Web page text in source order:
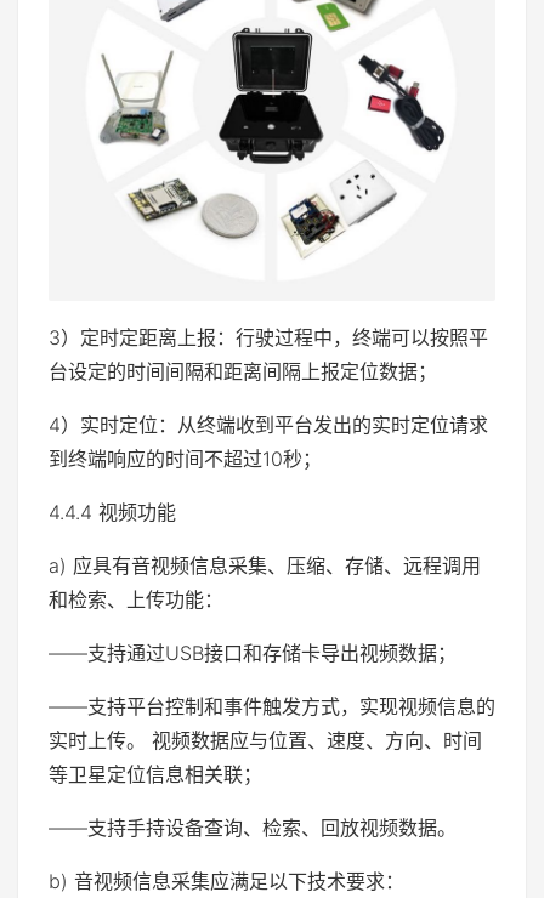
3）定时定距离上报：行驶过程中，终端可以按照平
台设定的时间间隔和距离间隔上报定位数据；
4）实时定位：从终端收到平台发出的实时定位请求
到终端响应的时间不超过10秒；
4.4.4 视频功能
a) 应具有音视频信息采集、压缩、存储、远程调用
和检索、上传功能：
——支持通过USB接口和存储卡导出视频数据；
——支持平台控制和事件触发方式，实现视频信息的
实时上传。 视频数据应与位置、速度、方向、时间
等卫星定位信息相关联；
——支持手持设备查询、检索、回放视频数据。
b) 音视频信息采集应满足以下技术要求：